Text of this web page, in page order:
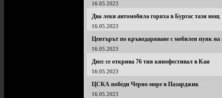
16.05.2023
Два леки автомобила горяха в Бургас тази нощ
16.05.2023
Центърът по кръводаряване с мобилен пунк на
16.05.2023
Днес се открива 76 тия кинофестивал в Кан
16.05.2023
ЦСКА победи Черно море в Пазарджик
16.05.2023